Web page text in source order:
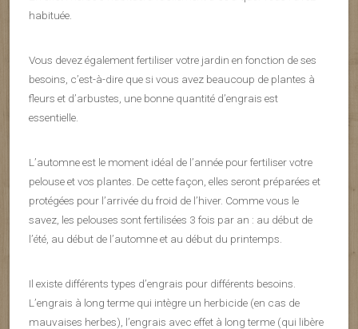
habituée.
Vous devez également fertiliser votre jardin en fonction de ses
besoins, c’est-à-dire que si vous avez beaucoup de plantes à
fleurs et d’arbustes, une bonne quantité d’engrais est
essentielle.
L’automne est le moment idéal de l’année pour fertiliser votre
pelouse et vos plantes. De cette façon, elles seront préparées et
protégées pour l’arrivée du froid de l’hiver. Comme vous le
savez, les pelouses sont fertilisées 3 fois par an : au début de
l’été, au début de l’automne et au début du printemps.
Il existe différents types d’engrais pour différents besoins.
L’engrais à long terme qui intègre un herbicide (en cas de
mauvaises herbes), l’engrais avec effet à long terme (qui libère